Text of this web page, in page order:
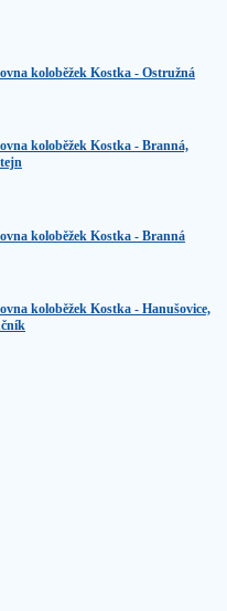
koloběžek Kostka - Ostružná
koloběžek Kostka - Branná,
koloběžek Kostka - Branná
koloběžek Kostka - Hanušovice,